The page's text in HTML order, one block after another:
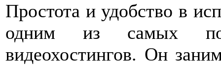
Простота и удобство в
одним из самых
видеохостингов. Он